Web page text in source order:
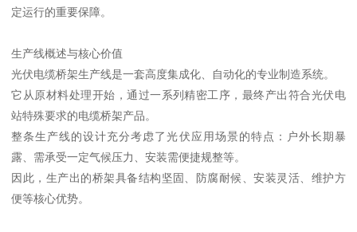
定运行的重要保障。
生产线概述与核心价值
光伏电缆桥架生产线是一套高度集成化、自动化的专业制造系统。
它从原材料处理开始，通过一系列精密工序，最终产出符合光伏电
站特殊要求的电缆桥架产品。
整条生产线的设计充分考虑了光伏应用场景的特点：户外长期暴
露、需承受一定气候压力、安装需便捷规整等。
因此，生产出的桥架具备结构坚固、防腐耐候、安装灵活、维护方
便等核心优势。